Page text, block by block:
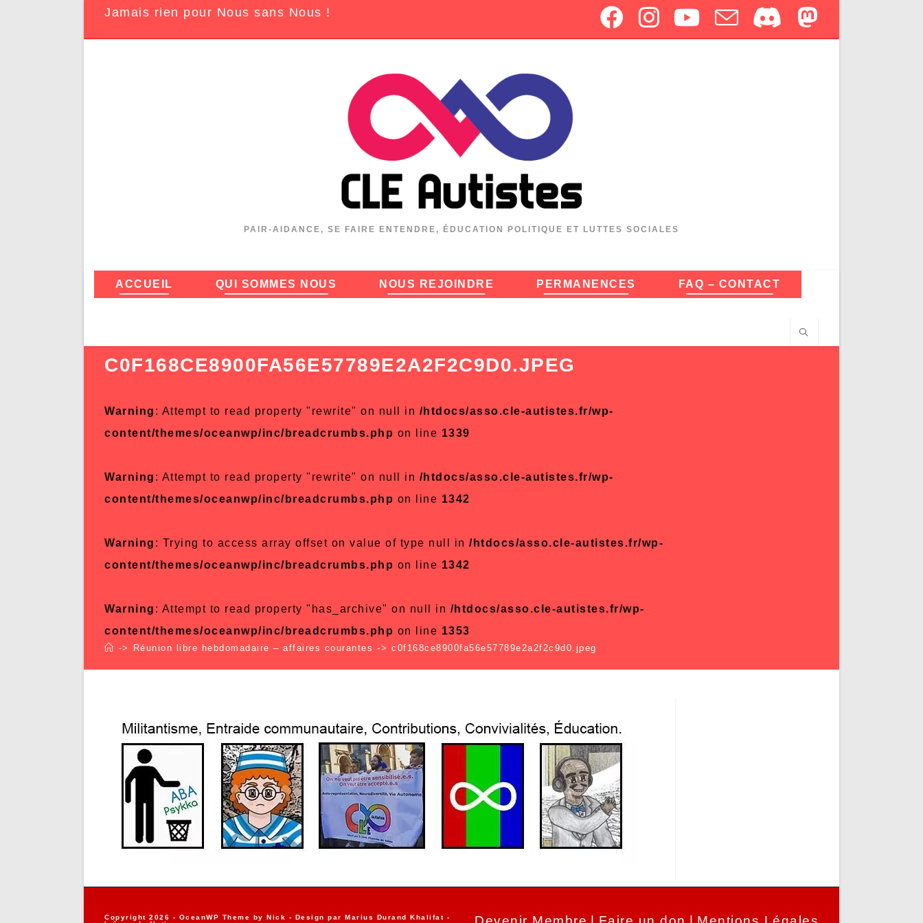
Jamais rien pour Nous sans Nous !
PAIR-AIDANCE, SE FAIRE ENTENDRE, ÉDUCATION POLITIQUE ET LUTTES SOCIALES
ACCUEIL QUI SOMMES NOUS NOUS REJOINDRE PERMANENCES FAQ – CONTACT
C0F168CE8900FA56E57789E2A2F2C9D0.JPEG
Warning : Attempt to read property "rewrite" on null in /htdocs/asso.cle-autistes.fr/wp-
content/themes/oceanwp/inc/breadcrumbs.php on line 1339
Warning : Attempt to read property "rewrite" on null in /htdocs/asso.cle-autistes.fr/wp-
content/themes/oceanwp/inc/breadcrumbs.php on line 1342
Warning : Trying to access array offset on value of type null in /htdocs/asso.cle-autistes.fr/wp-
content/themes/oceanwp/inc/breadcrumbs.php on line 1342
Warning : Attempt to read property "has_archive" on null in /htdocs/asso.cle-autistes.fr/wp-
content/themes/oceanwp/inc/breadcrumbs.php on line 1353
-> Réunion libre hebdomadaire – affaires courantes -> c0f168ce8900fa56e57789e2a2f2c9d0.jpeg
Copyright 2026 - OceanWP Theme by Nick - Design par Marius Durand Khalifat -